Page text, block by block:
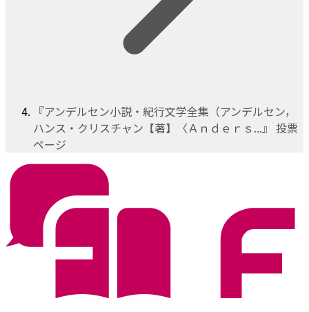
『アンデルセン小説・紀行文学全集（アンデルセン，
ハンス・クリスチャン【著】〈Ａｎｄｅｒｓ...』 投票
ページ